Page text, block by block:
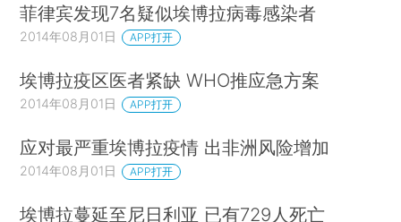
菲律宾发现7名疑似埃博拉病毒感染者
2014年08月01日 APP打开
埃博拉疫区医者紧缺 WHO推应急方案
2014年08月01日 APP打开
应对最严重埃博拉疫情 出非洲风险增加
2014年08月01日 APP打开
埃博拉蔓延至尼日利亚 已有729人死亡